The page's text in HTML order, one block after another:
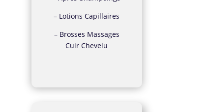
– Lotions Capillaires
– Brosses Massages
Cuir Chevelu